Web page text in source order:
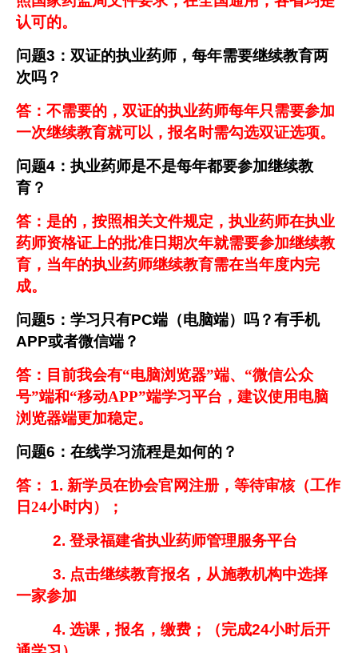
认可的。
问题3 ：双证的执业药师，每年需要继续教育两
次吗？
答：不需要的，双证的执业药师每年只需要参加
一次继续教育就可以，报名时需勾选双证选项。
问题4 ：执业药师是不是每年都要参加继续教
育？
答：是的，按照相关文件规定，执业药师在执业
药师资格证上的批准日期次年就需要参加继续教
育，当年的执业药师继续教育需在当年度内完
成。
问题5 ：学习只有PC端（电脑端）吗？有手机
APP或者微信端？
答：目前我会有“电脑浏览器”端、“微信公众
号”端和“移动APP”端学习平台，建议使用电脑
浏览器端更加稳定。
问题6 ：在线学习流程是如何的？
答：
1. 新学员在协会官网注册，等待审核（工作
日24小时内）；
2. 登录福建省执业药师管理服务平台
3. 点击继续教育报名，从施教机构中选择
一家参加
4. 选课，报名，缴费；（完成24小时后开